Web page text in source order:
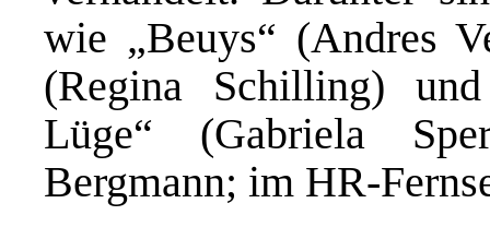
wie „Beuys“ (Andres
(Regina Schilling)
Lüge“ (Gabriela
Bergmann; im HR-